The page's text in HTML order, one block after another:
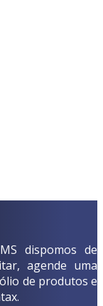
dispomos de
agende uma
de produtos e